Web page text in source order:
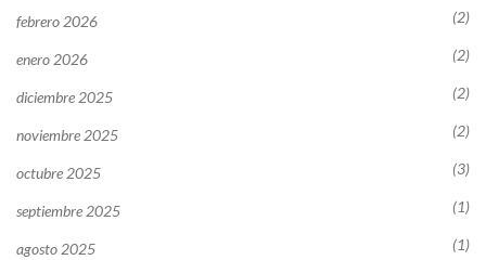
febrero 2026 (2)
enero 2026 (2)
diciembre 2025 (2)
noviembre 2025 (2)
octubre 2025 (3)
septiembre 2025 (1)
agosto 2025 (1)